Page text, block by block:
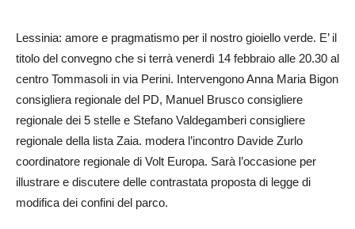
Lessinia: amore e pragmatismo per il nostro gioiello verde. E’ il
titolo del convegno che si terrà venerdì 14 febbraio alle 20.30 al
centro Tommasoli in via Perini. Intervengono Anna Maria Bigon
consigliera regionale del PD, Manuel Brusco consigliere
regionale dei 5 stelle e Stefano Valdegamberi consigliere
regionale della lista Zaia. modera l’incontro Davide Zurlo
coordinatore regionale di Volt Europa. Sarà l’occasione per
illustrare e discutere delle contrastata proposta di legge di
modifica dei confini del parco.